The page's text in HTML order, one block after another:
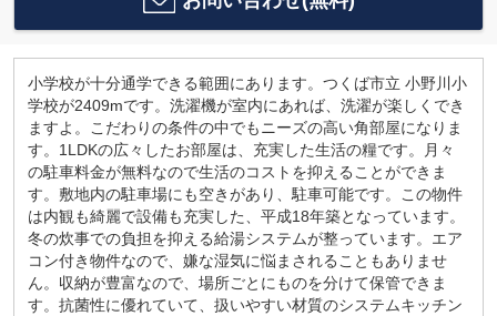
小学校が十分通学できる範囲にあります。つくば市立 小野川小
学校が2409mです。洗濯機が室内にあれば、洗濯が楽しくでき
ますよ。こだわりの条件の中でもニーズの高い角部屋になりま
す。1LDKの広々したお部屋は、充実した生活の糧です。月々
の駐車料金が無料なので生活のコストを抑えることができま
す。敷地内の駐車場にも空きがあり、駐車可能です。この物件
は内観も綺麗で設備も充実した、平成18年築となっています。
冬の炊事での負担を抑える給湯システムが整っています。エア
コン付き物件なので、嫌な湿気に悩まされることもありませ
ん。収納が豊富なので、場所ごとにものを分けて保管できま
す。抗菌性に優れていて、扱いやすい材質のシステムキッチン